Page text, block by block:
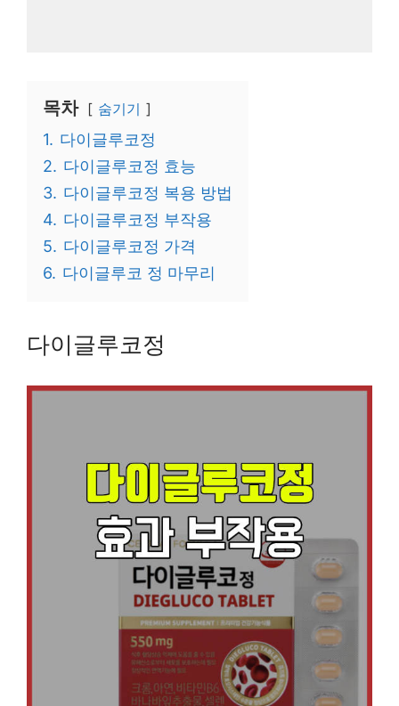
목차 숨기기
1. 다이글루코정
2. 다이글루코정 효능
3. 다이글루코정 복용 방법
4. 다이글루코정 부작용
5. 다이글루코정 가격
6. 다이글루코 정 마무리
다이글루코정